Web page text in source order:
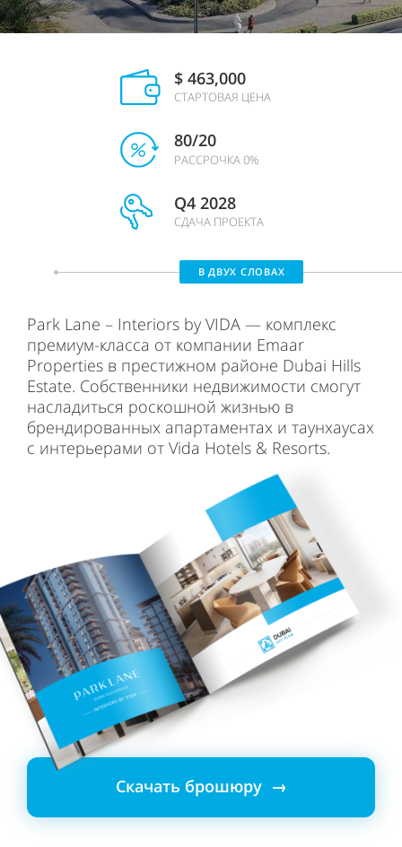
$ 463,000
СТАРТОВАЯ ЦЕНА
80/20
РАССРОЧКА 0%
Q4 2028
СДАЧА ПРОЕКТА
В ДВУХ СЛОВАХ
Park Lane – Interiors by VIDA — комплекс
премиум-класса от компании Emaar
Properties в престижном районе Dubai Hills
Estate. Собственники недвижимости смогут
насладиться роскошной жизнью в
брендированных апартаментах и таунхаусах
с интерьерами от Vida Hotels & Resorts.
Скачать брошюру →